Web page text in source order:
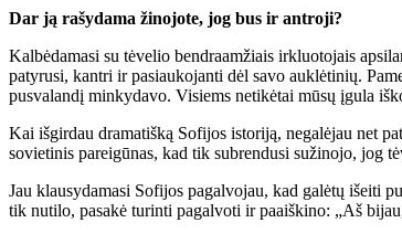
Dar ją rašydama žinojote, jog bus ir antroji?
Kalbėdamasi su tėvelio bendraamžiais irkluotojais
patyrusi, kantri ir pasiaukojanti dėl savo auklėtinių.
pusvalandį minkydavo. Visiems netikėtai mūsų įgula
Kai išgirdau dramatišką Sofijos istoriją, negalėjau net
sovietinis pareigūnas, kad tik subrendusi sužinojo, jog
Jau klausydamasi Sofijos pagalvojau, kad galėtų išeiti
tik nutilo, pasakė turinti pagalvoti ir paaiškino: „Aš